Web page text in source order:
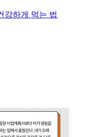
강하게 먹는 법